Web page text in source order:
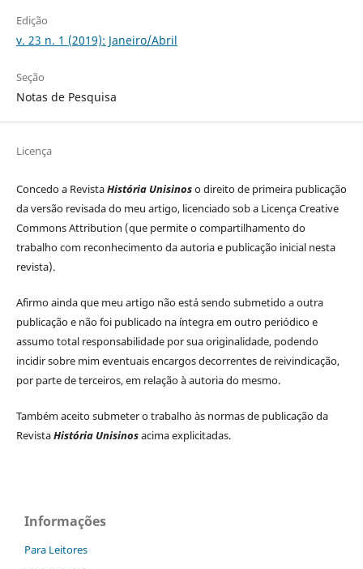
Edição
v. 23 n. 1 (2019): Janeiro/Abril
Seção
Notas de Pesquisa
Licença
Concedo a RevistaHistória Unisinoso direito de primeira publicação
da versão revisada do meu artigo, licenciado sob a Licença Creative
Commons Attribution (que permite o compartilhamento do
trabalho com reconhecimento da autoria e publicação inicial nesta
revista).
Afirmo ainda que meu artigo não está sendo submetido a outra
publicação e não foi publicado na íntegra em outro periódico e
assumo total responsabilidade por sua originalidade, podendo
incidir sobre mim eventuais encargos decorrentes de reivindicação,
por parte de terceiros, em relação à autoria do mesmo.
Também aceito submeter o trabalho às normas de publicação da
RevistaHistória Unisinosacima explicitadas.
Informações
Para Leitores